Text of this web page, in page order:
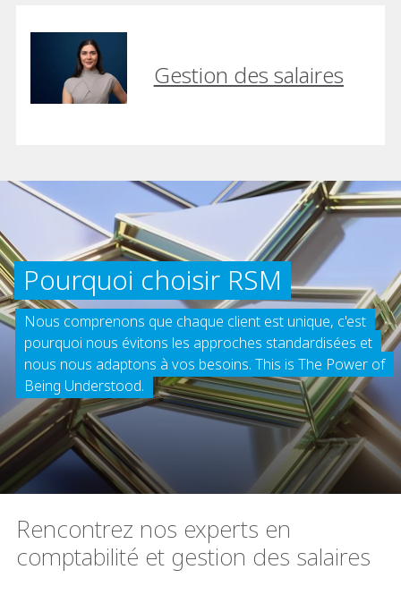
Gestion des salaires
Pourquoi choisir RSM
Nous comprenons que chaque client est unique, c'est
pourquoi nous évitons les approches standardisées et
nous nous adaptons à vos besoins. This is The Power of
Being Understood.
Rencontrez nos experts en
comptabilité et gestion des salaires